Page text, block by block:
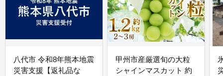
八代市 令和8年熊本地震
災害支援【返礼品な
甲州市産厳選旬の大粒
シャインマスカット 約